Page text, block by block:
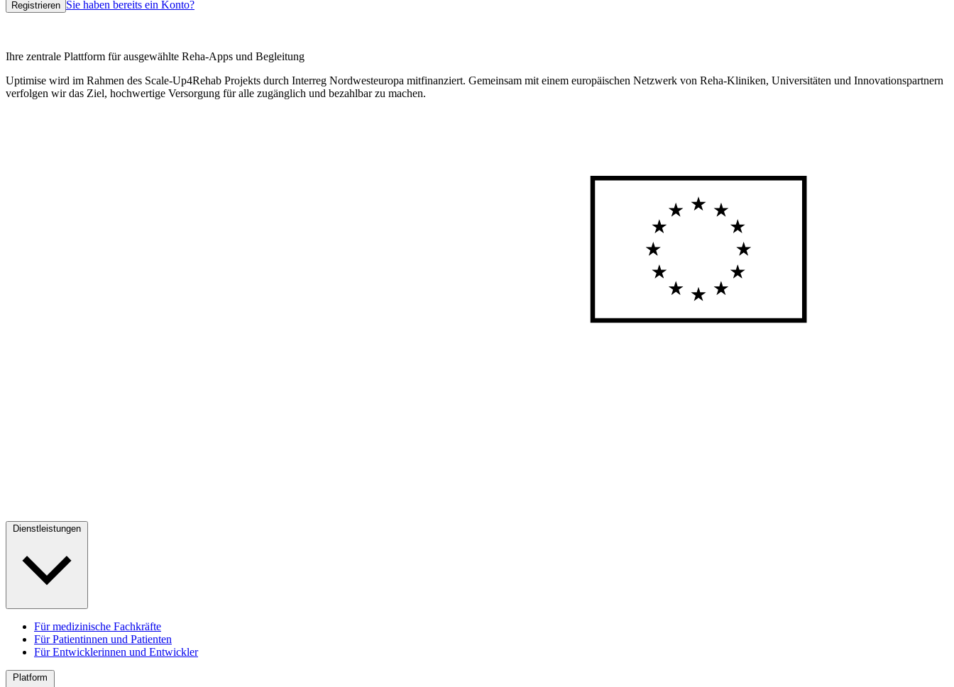
Registrieren Sie haben bereits ein Konto?
Ihre zentrale Plattform für ausgewählte Reha-Apps und Begleitung
Uptimise wird im Rahmen des Scale-Up4Rehab Projekts durch Interreg Nordwesteuropa mitfinanziert. Gemeinsam mit einem europäischen Netzwerk von Reha-Kliniken, Universitäten und Innovationspartnern
verfolgen wir das Ziel, hochwertige Versorgung für alle zugänglich und bezahlbar zu machen.
Für medizinische Fachkräfte
Für Patientinnen und Patienten
Für Entwicklerinnen und Entwickler